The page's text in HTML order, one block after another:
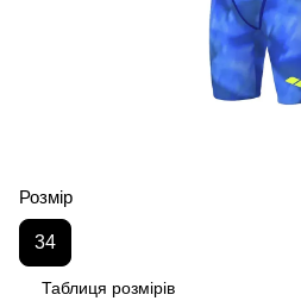
Розмір
34
Таблиця розмірів